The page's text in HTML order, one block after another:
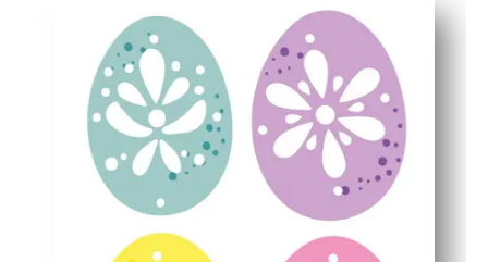
L'artisanat pratique permet aux enfants de rester
Fonctionne n'importe où - maison, salle de classe,
Imprimez sur du papier cartonné pour des pièces